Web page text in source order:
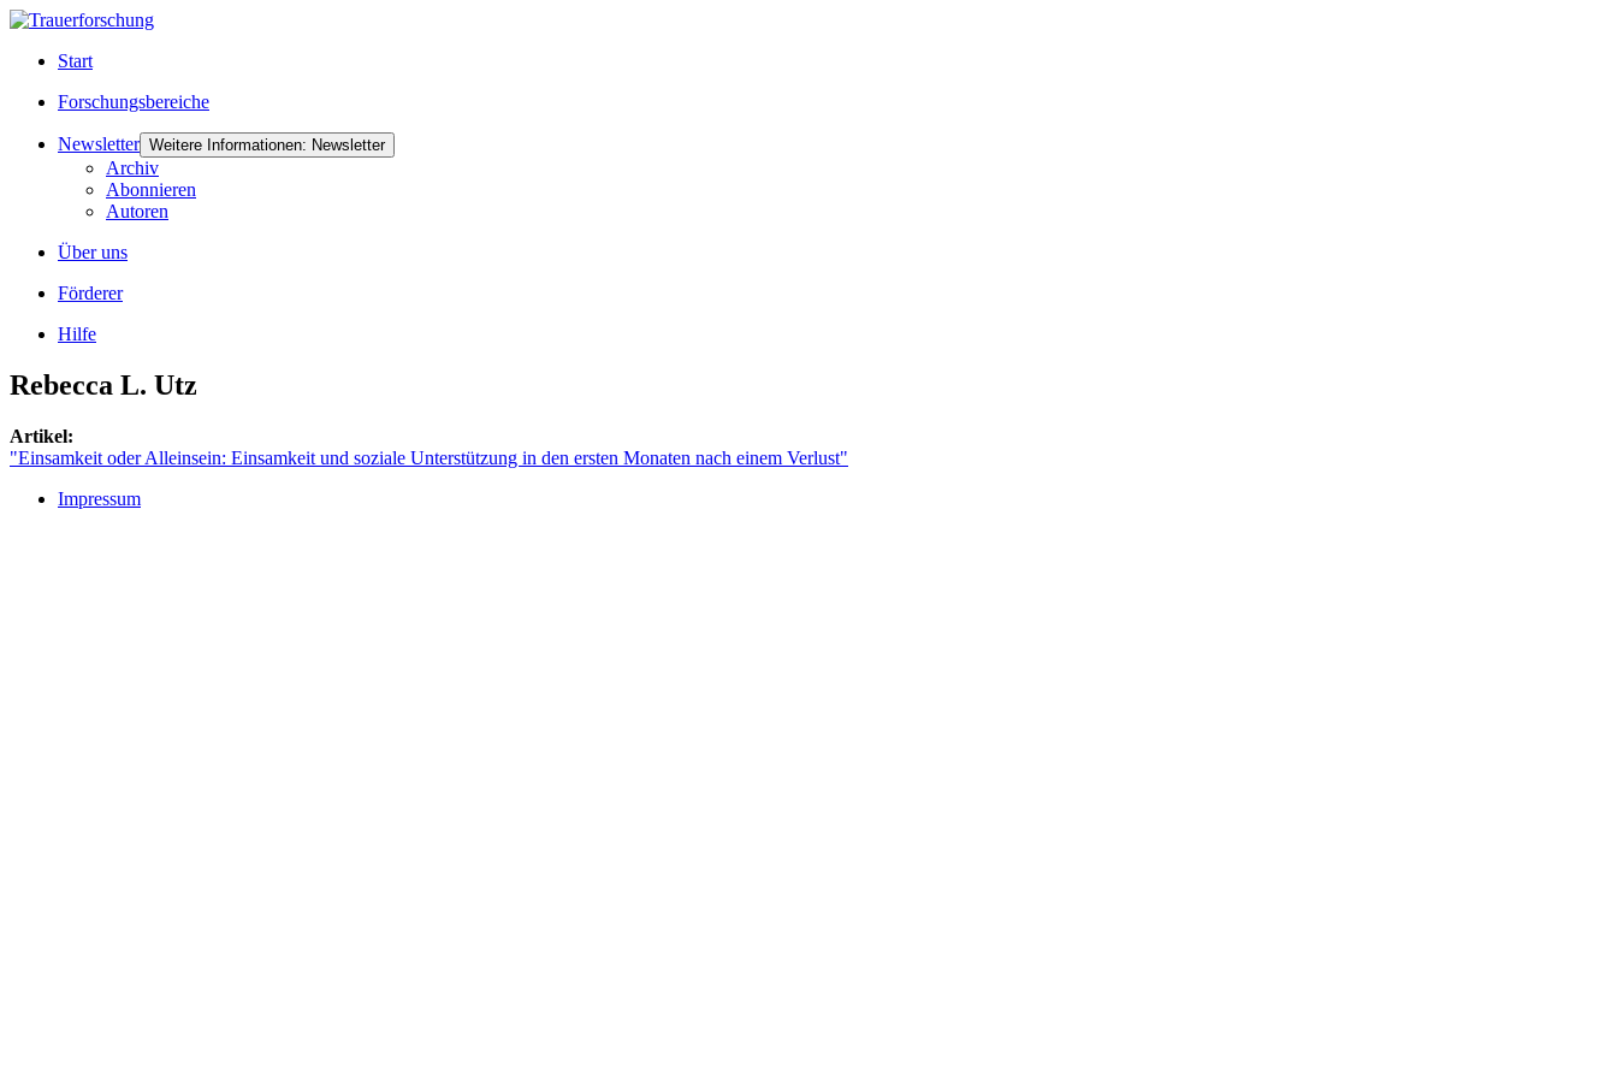
Start
Forschungsbereiche
Newsletter Weitere Informationen: Newsletter
Archiv
Abonnieren
Autoren
Über uns
Förderer
Hilfe
Rebecca L. Utz
Artikel:
"Einsamkeit oder Alleinsein: Einsamkeit und soziale Unterstützung in den ersten Monaten nach einem Verlust"
Impressum